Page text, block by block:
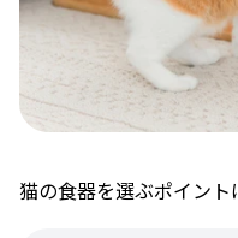
猫の食器を選ぶポイント